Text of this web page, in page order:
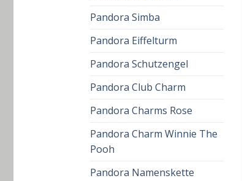
Pandora Simba
Pandora Eiffelturm
Pandora Schutzengel
Pandora Club Charm
Pandora Charms Rose
Pandora Charm Winnie The
Pooh
Pandora Namenskette